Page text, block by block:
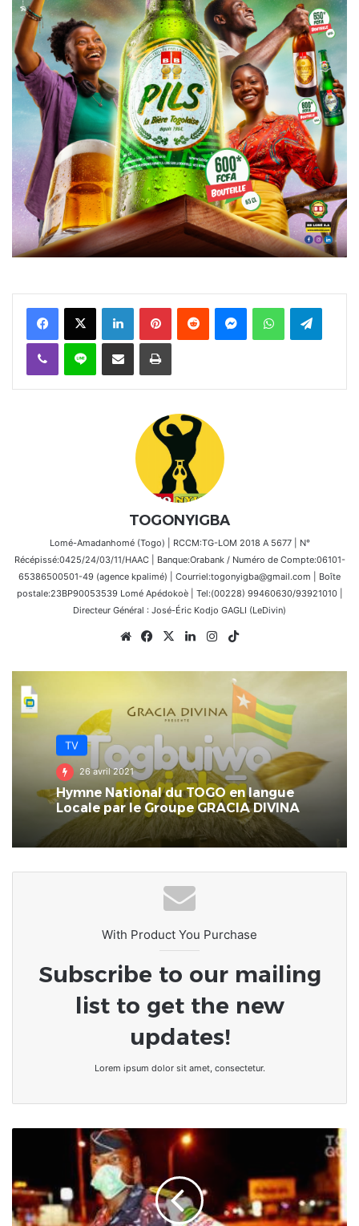
FacebookX Linkedin PinterestReddit MessengerWhatsAppTelegram
Viber Ligne Partager par email Imprimer
TOGONYIGBA
Lomé-Amadanhomé (Togo) | RCCM:TG-LOM 2018 A 5677 | N°
Récépissé:0425/24/03/11/HAAC | Banque:Orabank / Numéro de Compte:06101-
65386500501-49 (agence kpalimé) | Courriel:togonyigba@gmail.com | Boîte
postale:23BP90053539 Lomé Apédokoè | Tel:(00228) 99460630/93921010 |
Directeur Général : José-Éric Kodjo GAGLI (LeDivin)
WebsiteFacebook
X LinkedinInstagram
TV
26 avril 2021
Hymne National du TOGO en langue
Locale par le Groupe GRACIA DIVINA
With Product You Purchase
Subscribe to our mailing
list to get the new
updates!
Lorem ipsum dolor sit amet, consectetur.
gouvernement
se
prononce